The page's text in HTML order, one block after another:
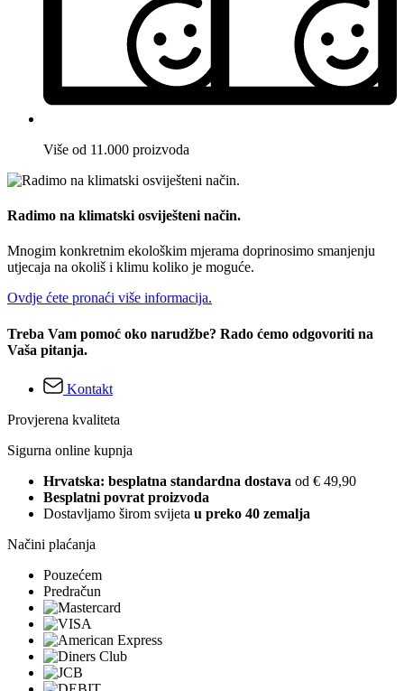
Više od 11.000 proizvoda
Radimo na klimatski osviješteni način.
Mnogim konkretnim ekološkim mjerama doprinosimo smanjenju
utjecaja na okoliš i klimu koliko je moguće.
Ovdje ćete pronaći više informacija.
Treba Vam pomoć oko narudžbe? Rado ćemo odgovoriti na
Vaša pitanja.
Kontakt
Provjerena kvaliteta
Sigurna online kupnja
Hrvatska: besplatna standardna dostava od € 49,90
Besplatni povrat proizvoda
Dostavljamo širom svijeta u preko 40 zemalja
Načini plaćanja
Pouzećem
Predračun